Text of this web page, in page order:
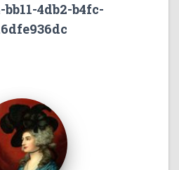
bb11-4db2-b4fc-